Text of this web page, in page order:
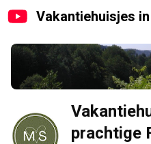
Vakantiehuisjes
prachtige